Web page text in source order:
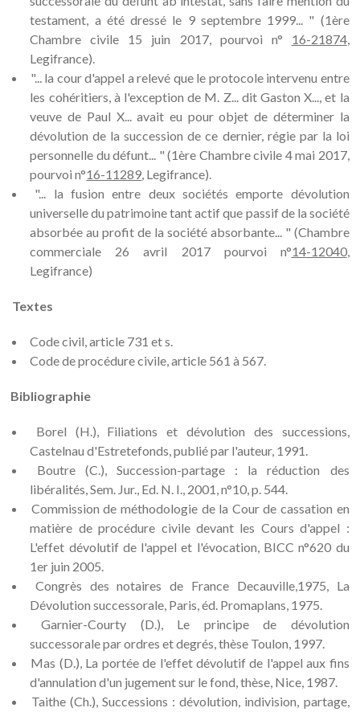
testament, a été dressé le 9 septembre 1999... " (1ère
Chambre civile 15 juin 2017, pourvoi n° 16-21874,
Legifrance).
"... la cour d'appel a relevé que le protocole intervenu entre
les cohéritiers, à l'exception de M. Z... dit Gaston X..., et la
veuve de Paul X... avait eu pour objet de déterminer la
dévolution de la succession de ce dernier, régie par la loi
personnelle du défunt... " (1ère Chambre civile 4 mai 2017,
pourvoi n°16-11289, Legifrance).
"... la fusion entre deux sociétés emporte dévolution
universelle du patrimoine tant actif que passif de la société
absorbée au profit de la société absorbante... " (Chambre
commerciale 26 avril 2017 pourvoi n°14-12040,
Legifrance)
Textes
Code civil, article 731 et s.
Code de procédure civile, article 561 à 567.
Bibliographie
Borel (H.), Filiations et dévolution des successions,
Castelnau d'Estretefonds, publié par l'auteur, 1991.
Boutre (C.), Succession-partage : la réduction des
libéralités, Sem. Jur., Ed. N. I., 2001, n°10, p. 544.
Commission de méthodologie de la Cour de cassation en
matière de procédure civile devant les Cours d'appel :
L'effet dévolutif de l'appel et l'évocation, BICC n°620 du
1er juin 2005.
Congrès des notaires de France Decauville,1975, La
Dévolution successorale, Paris, éd. Promaplans, 1975.
Garnier-Courty (D.), Le principe de dévolution
successorale par ordres et degrés, thèse Toulon, 1997.
Mas (D.), La portée de l'effet dévolutif de l'appel aux fins
d'annulation d'un jugement sur le fond, thèse, Nice, 1987.
Taithe (Ch.), Successions : dévolution, indivision, partage,